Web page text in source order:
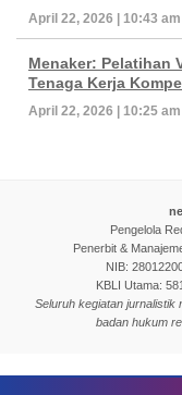
April 22, 2026 | 10:43 am
Menaker: Pelatihan
Tenaga Kerja
April 22, 2026 | 10:25 am
Pengelola
Penerbit &
NIB:
KBLI Utama:
Seluruh kegiatan jurnalistik
badan hukum